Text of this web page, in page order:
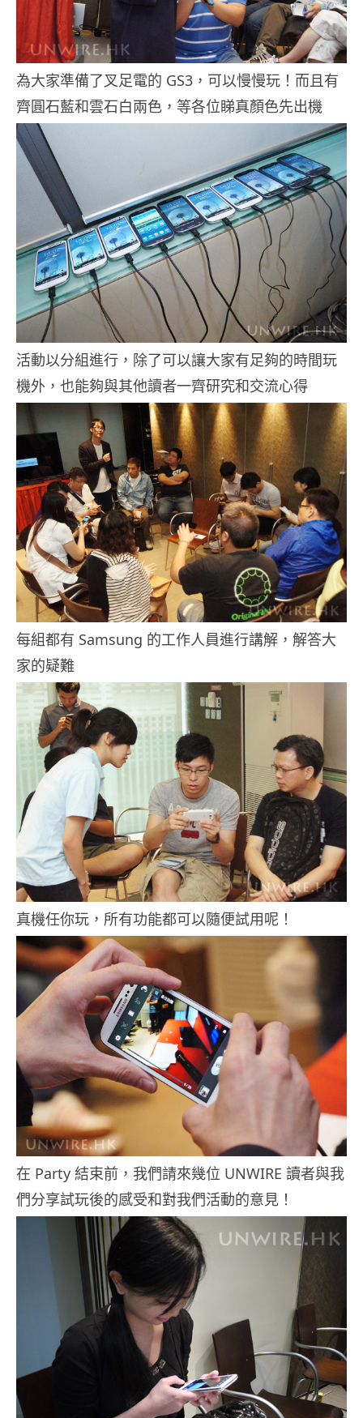
為大家準備了叉足電的 GS3，可以慢慢玩！而且有
齊圓石藍和雲石白兩色，等各位睇真顏色先出機
活動以分組進行，除了可以讓大家有足夠的時間玩
機外，也能夠與其他讀者一齊研究和交流心得
每組都有 Samsung 的工作人員進行講解，解答大
家的疑難
真機任你玩，所有功能都可以隨便試用呢！
在 Party 結束前，我們請來幾位 UNWIRE 讀者與我
們分享試玩後的感受和對我們活動的意見！